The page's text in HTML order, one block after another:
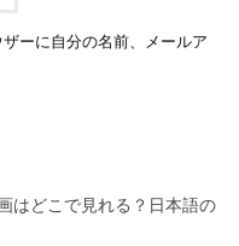
ーに自分の名前、メールア
はどこで見れる？日本語の